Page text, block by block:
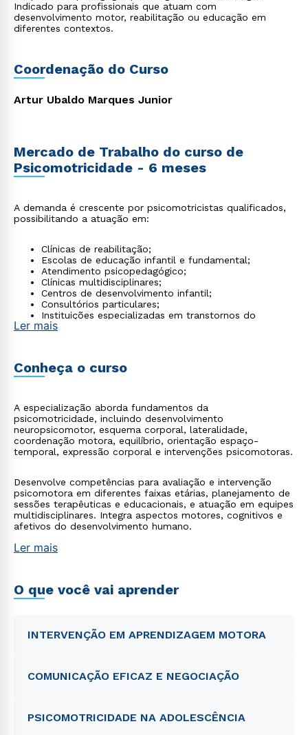
Indicado para profissionais que atuam com
desenvolvimento motor, reabilitação ou educação em
diferentes contextos.
Coordenação do Curso
Artur Ubaldo Marques Junior
Mercado de Trabalho do curso de
Psicomotricidade - 6 meses
A demanda é crescente por psicomotricistas qualificados,
possibilitando a atuação em:
Clínicas de reabilitação;
Escolas de educação infantil e fundamental;
Atendimento psicopedagógico;
Clínicas multidisciplinares;
Centros de desenvolvimento infantil;
Consultórios particulares;
Instituições especializadas em transtornos do
desenvolvimento.
Ler mais
Conheça o curso
A especialização aborda fundamentos da
psicomotricidade, incluindo desenvolvimento
neuropsicomotor, esquema corporal, lateralidade,
coordenação motora, equilíbrio, orientação espaço-
temporal, expressão corporal e intervenções psicomotoras.
Desenvolve competências para avaliação e intervenção
psicomotora em diferentes faixas etárias, planejamento de
sessões terapêuticas e educacionais, e atuação em equipes
multidisciplinares. Integra aspectos motores, cognitivos e
afetivos do desenvolvimento humano.
Ler mais
O que você vai aprender
INTERVENÇÃO EM APRENDIZAGEM MOTORA
COMUNICAÇÃO EFICAZ E NEGOCIAÇÃO
PSICOMOTRICIDADE NA ADOLESCÊNCIA